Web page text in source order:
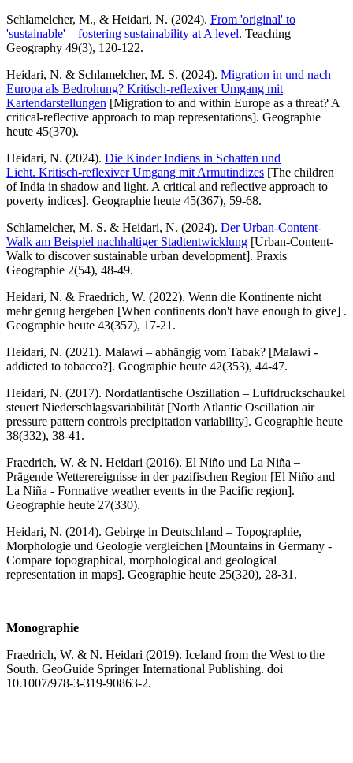
Schlamelcher, M., & Heidari, N. (2024). From 'original' to
'sustainable' – fostering sustainability at A level. Teaching
Geography 49(3), 120-122.
Heidari, N. & Schlamelcher, M. S. (2024). Migration in und nach
Europa als Bedrohung? Kritisch-reflexiver Umgang mit
Kartendarstellungen [Migration to and within Europe as a threat? A
critical-reflective approach to map representations]. Geographie
heute 45(370).
Heidari, N. (2024). Die Kinder Indiens in Schatten und
Licht. Kritisch-reflexiver Umgang mit Armutindizes [The children
of India in shadow and light. A critical and reflective approach to
poverty indices]. Geographie heute 45(367), 59-68.
Schlamelcher, M. S. & Heidari, N. (2024). Der Urban-Content-
Walk am Beispiel nachhaltiger Stadtentwicklung [Urban-Content-
Walk to discover sustainable urban development]. Praxis
Geographie 2(54), 48-49.
Heidari, N. & Fraedrich, W. (2022). Wenn die Kontinente nicht
mehr genug hergeben [When continents don't have enough to give] .
Geographie heute 43(357), 17-21.
Heidari, N. (2021). Malawi – abhängig vom Tabak? [Malawi -
addicted to tobacco?]. Geographie heute 42(353), 44-47.
Heidari, N. (2017). Nordatlantische Oszillation – Luftdruckschaukel
steuert Niederschlagsvariabilität [North Atlantic Oscillation air
pressure pattern controls precipitation variability]. Geographie heute
38(332), 38-41.
Fraedrich, W. & N. Heidari (2016). El Niño und La Niña –
Prägende Wetterereignisse in der pazifischen Region [El Niño and
La Niña - Formative weather events in the Pacific region].
Geographie heute 27(330).
Heidari, N. (2014). Gebirge in Deutschland – Topographie,
Morphologie und Geologie vergleichen [Mountains in Germany -
Compare topographical, morphological and geological
representation in maps]. Geographie heute 25(320), 28-31.
Monographie
Fraedrich, W. & N. Heidari (2019). Iceland from the West to the
South. GeoGuide Springer International Publishing. doi
10.1007/978-3-319-90863-2.